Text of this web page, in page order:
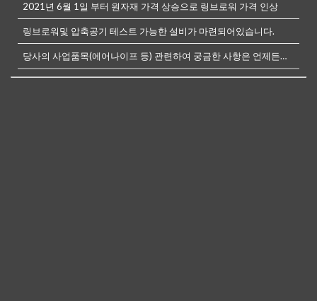
2021년 6월 1일 부터 원자재 가격 상승으로 링브로워 가격 인상
링브로워및 압축공기 테스트 가능한 설비가 마련되어있습니다.
당사의 사업품목(에어나이프 등) 관련하여 궁금한 사항은 언제든전화나, 메...